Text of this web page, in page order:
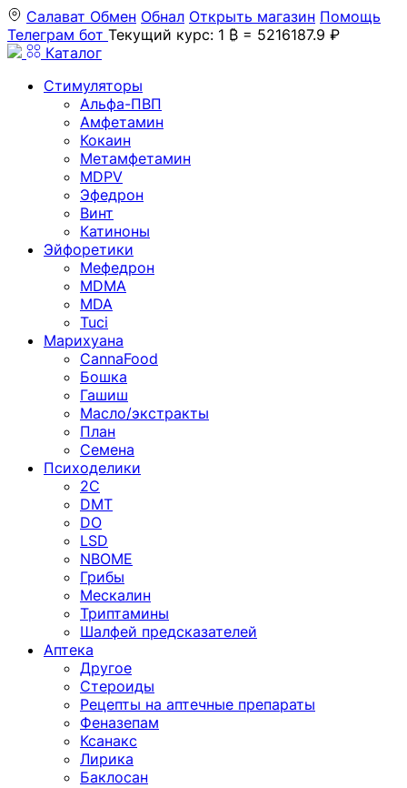
Салават Обмен Обнал Открыть магазин Помощь
Телеграм бот Текущий курс: 1 ₿ = 5216187.9 ₽
Каталог
Стимуляторы
Альфа-ПВП
Амфетамин
Кокаин
Метамфетамин
MDPV
Эфедрон
Винт
Катиноны
Эйфоретики
Мефедрон
MDMA
MDA
Tuci
Марихуана
CannaFood
Бошка
Гашиш
Масло/экстракты
План
Семена
Психоделики
2C
DMT
DO
LSD
NBOME
Грибы
Мескалин
Триптамины
Шалфей предсказателей
Аптека
Другое
Стероиды
Рецепты на аптечные препараты
Феназепам
Ксанакс
Лирика
Баклосан